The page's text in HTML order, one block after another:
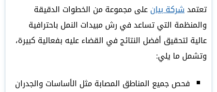
تعتمدشركة بيانعلى مجموعة من الخطوات الدقيقة
والمنظمة التي تساعد في رش مبيدات النمل باحترافية
عالية لتحقيق أفضل النتائج في القضاء عليه بفعالية كبيرة،
وتشمل ما يلي:
فحص جميع المناطق المصابة مثل الأساسات والجدران